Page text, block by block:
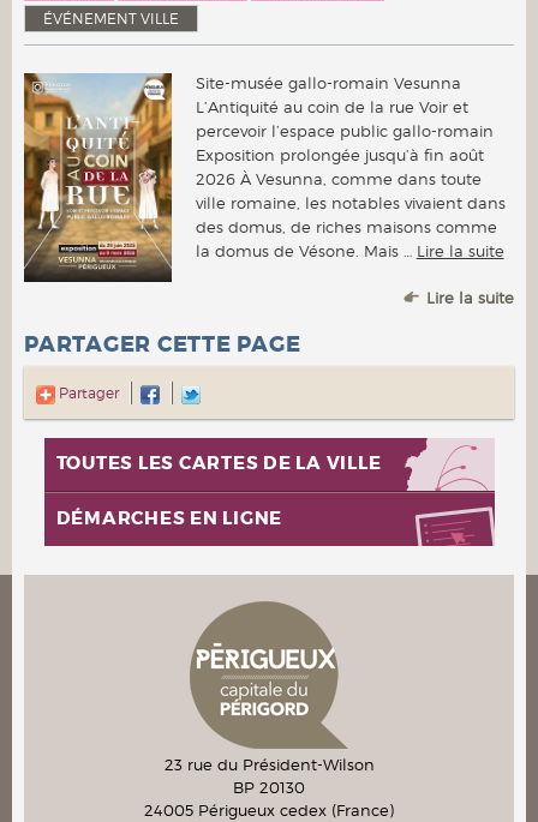
ÉVÉNEMENT VILLE
Site-musée gallo-romain Vesunna
L’Antiquité au coin de la rue Voir et
percevoir l’espace public gallo-romain
Exposition prolongée jusqu’à fin août
2026 À Vesunna, comme dans toute
ville romaine, les notables vivaient dans
des domus, de riches maisons comme
la domus de Vésone. Mais … Lire la suite
Lire la suite
PARTAGER CETTE PAGE
Partager
TOUTES LES CARTES DE LA VILLE
DÉMARCHES EN LIGNE
23 rue du Président-Wilson
BP 20130
24005 Périgueux cedex (France)